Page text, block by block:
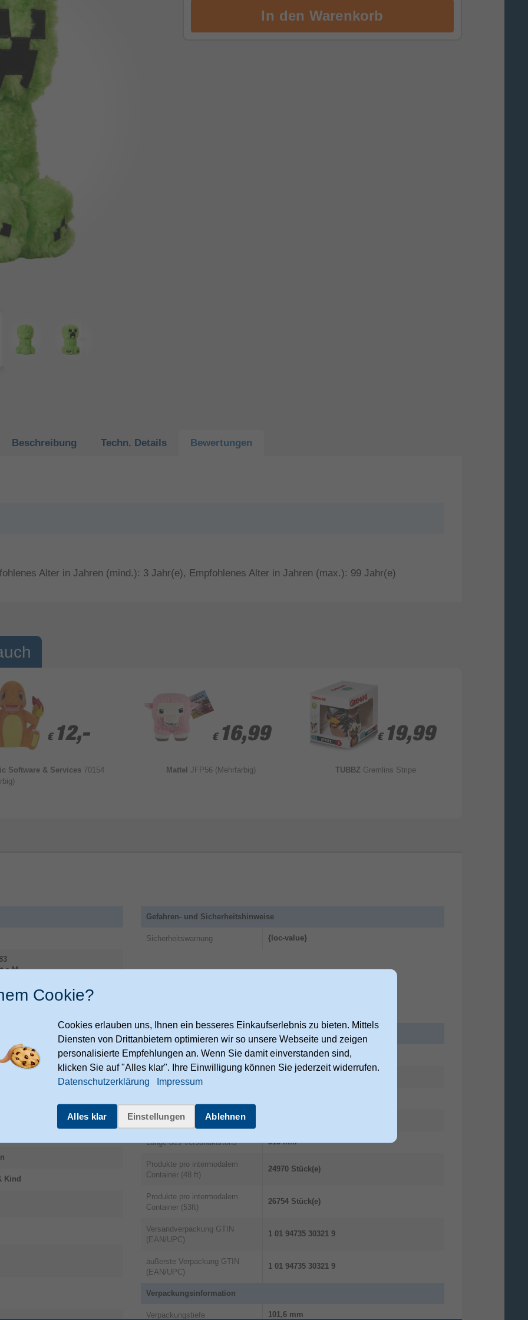
Beschreibung Techn. Details Bewertungen
Alter in Jahren (mind.): 3 Jahr(e), Empfohlenes Alter in Jahren (max.): 99 Jahr(e)
€ 12,-
€ 12,-
Software & Services 70154
€ 16,99
€ 16,99
Mattel JFP56 (Mehrfarbig)
€ 19,99
€ 19,99
TUBBZ Gremlins Stripe
a.M.
mattel-group-of-
Gefahren- und Sicherheitshinweise
Sicherheitswarnung {loc-value}
Kind
Logistikdaten
Volumen Hauptkarton 20000 cm³
Höhe des Versandkartons
Gewicht Versandkarton
Länge des Versandkartons 315 mm
Produkte pro intermodalem
Container (48 ft)
24970 Stück(e)
Produkte pro intermodalem
Container (53ft)
26754 Stück(e)
Versandverpackung GTIN
(EAN/UPC)
1 01 94735 30321 9
äußerste Verpackung GTIN
(EAN/UPC)
1 01 94735 30321 9
Verpackungsinformation
Verpackungstiefe 101,6 mm
Cookie?
Cookies erlauben uns, Ihnen ein besseres Einkaufserlebnis zu bieten. Mittels
Diensten von Drittanbietern optimieren wir so unsere Webseite und zeigen
personalisierte Empfehlungen an. Wenn Sie damit einverstanden sind,
klicken Sie auf "Alles klar". Ihre Einwilligung können Sie jederzeit widerrufen.
Datenschutzerklärung
Impressum
Alles klar Einstellungen Ablehnen